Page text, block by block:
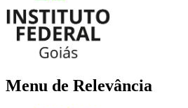
Menu de Relevância